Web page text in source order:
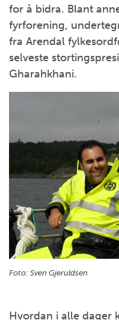
for å bidra. Blant
fyrforening,
fra Arendal
selveste
Gharahkhani.
Foto: Sven Gjeruldsen
Hvordan i alle dager